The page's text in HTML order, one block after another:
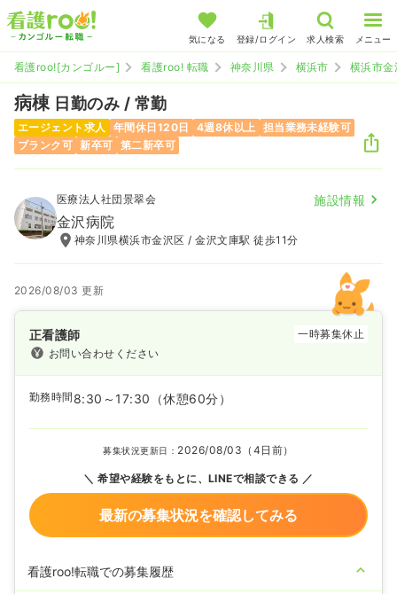
気になる 登録/ログイン 求人検索 メニュー
看護roo![カンゴルー] 看護roo! 転職 神奈川県 横浜市 横浜市金
病棟 日勤のみ / 常勤
エージェント求人 年間休日120日 4週8休以上 担当業務未経験可
ブランク可 新卒可 第二新卒可
医療法人社団景翠会 施設情報
金沢病院
神奈川県横浜市金沢区 / 金沢文庫駅 徒歩11分
2026/08/03 更新
正看護師
一時募集休止
お問い合わせください
勤務時間 8:30～17:30 （休憩60分）
募集状況更新日： 2026/08/03（4日前）
希望や経験をもとに、LINEで相談できる
最新の募集状況を確認してみる
看護roo!転職での募集履歴